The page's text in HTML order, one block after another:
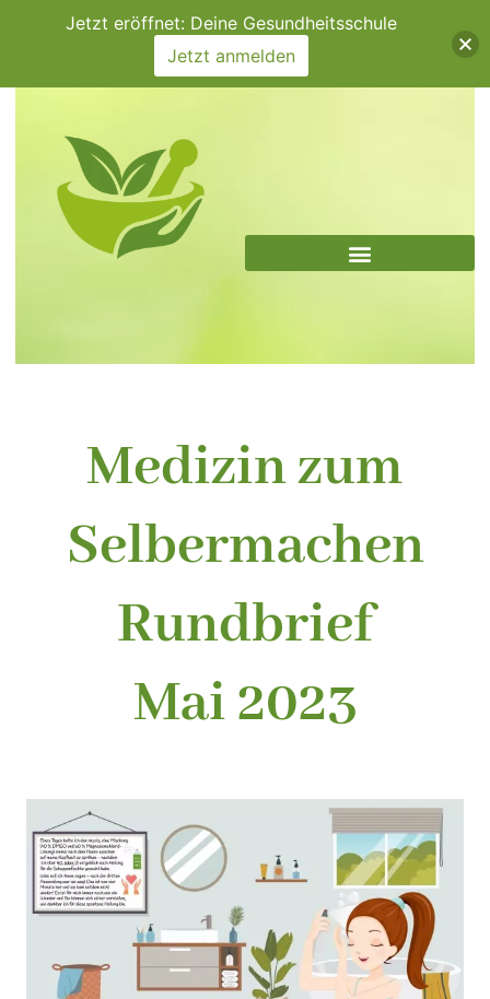
Medizin zum
Selbermachen
Rundbrief
Mai 2023
Jetzt eröffnet: Deine Gesundheitsschule
Jetzt anmelden